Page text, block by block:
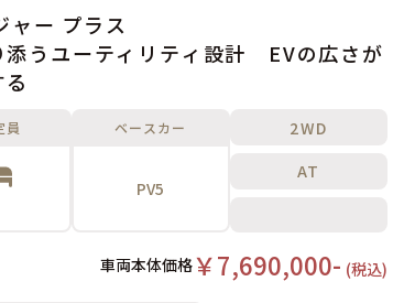
ャー プラス
添うユーティリティ設計 EVの広さが
員 ベースカー
PV5
2WD
AT
車両本体価格￥7,690,000- (税込)